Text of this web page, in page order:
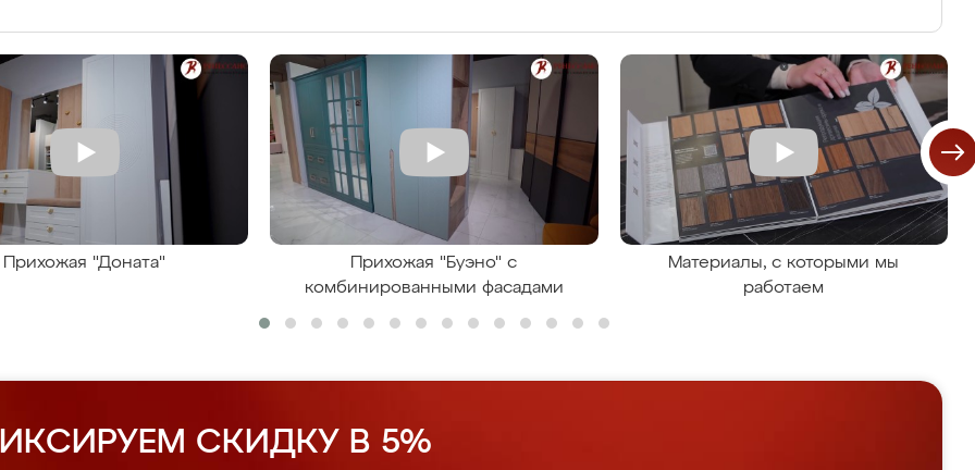
Прихожая "Доната"
Прихожая "Буэно" с
комбинированными фасадами
Материалы, с которыми мы
работаем
СКИДКУ В 5%